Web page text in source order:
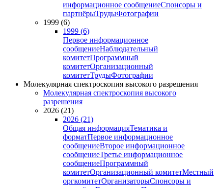
информационное сообщениеСпонсоры и
партнёрыТрудыФотографии
1999 (6)
1999 (6)
Первое информационное
сообщениеНаблюдательный
комитетПрограммный
комитетОрганизационный
комитетТрудыФотографии
Молекулярная спектроскопия высокого разрешения
Молекулярная спектроскопия высокого
разрешения
2026 (21)
2026 (21)
Общая информацияТематика и
форматПервое информационное
сообщениеВторое информационное
сообщениеТретье информационное
сообщениеПрограммный
комитетОрганизационный комитетМестный
оргкомитетОрганизаторыСпонсоры и